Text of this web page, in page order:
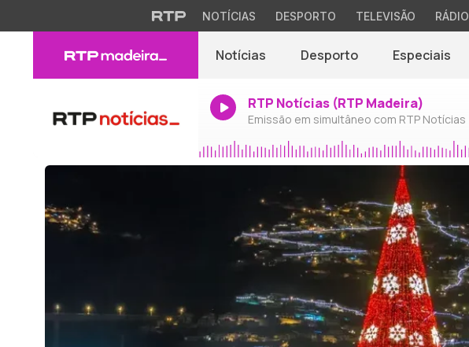
NOTÍCIAS DESPORTO TELEVISÃO RÁDIO
Notícias Desporto Especiais
RTP Notícias (RTP Madeira)
Emissão em simultâneo com RTP Notícias